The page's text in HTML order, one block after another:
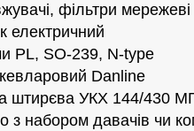
фільтри мережеві
електричний
PL, SO-239, N-type
Danline
штирєва УКХ 144/430
з набором давачів чи